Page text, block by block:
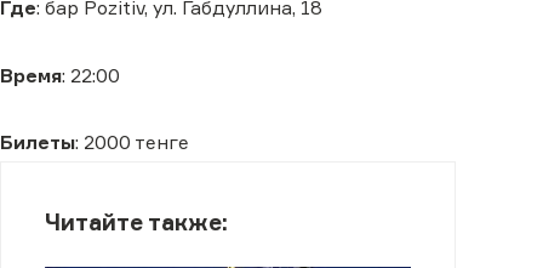
Где: бар Pozitiv, ул. Габдуллина, 18
Время: 22:00
Билеты: 2000 тенге
Читайте также: